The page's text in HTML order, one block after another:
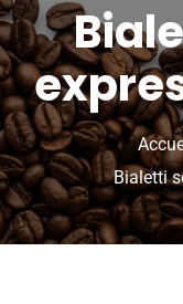
Bialetti